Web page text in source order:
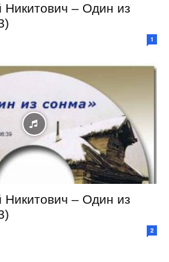
Никитович – Один из
1
Никитович – Один из
2